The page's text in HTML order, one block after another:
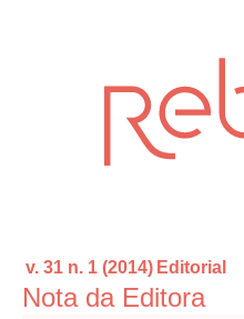
v. 31 n. 1 (2014) Editorial
Nota da Editora